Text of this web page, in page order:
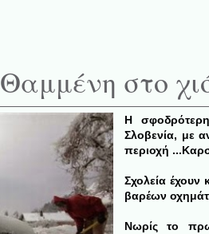
Θαμμένη στο
Η
Σλοβενία, με
περιοχή ...
Σχολεία έχουν
βαρέων
Νωρίς το